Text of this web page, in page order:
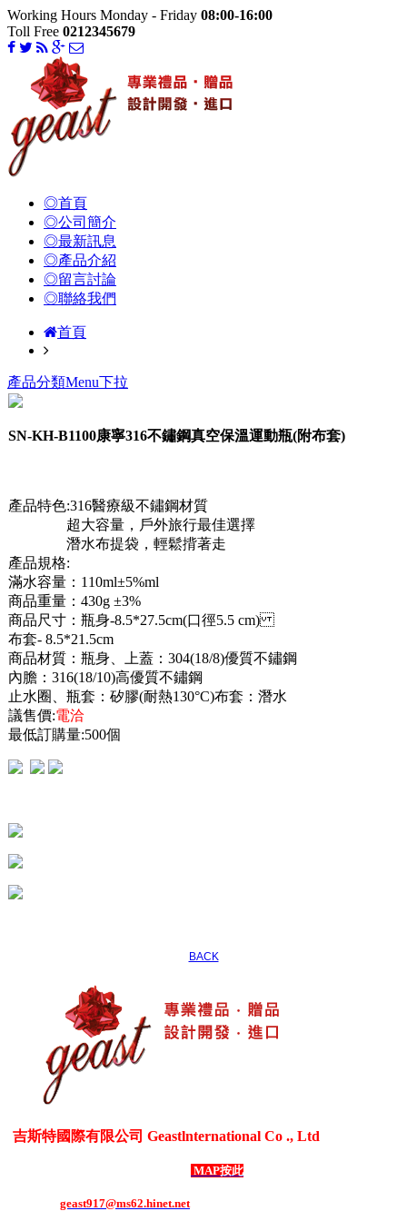
Working Hours Monday - Friday 08:00-16:00
Toll Free 0212345679
◎首頁
◎公司簡介
◎最新訊息
◎產品介紹
◎留言討論
◎聯絡我們
首頁
產品分類Menu下拉
SN-KH-B1100康寧316不鏽鋼真空保溫運動瓶(附布套)
產品特色:316醫療級不鏽鋼材質
超大容量，戶外旅行最佳選擇
潛水布提袋，輕鬆揹著走
產品規格:
滿水容量：110ml±5%ml
商品重量：430g ±3%
商品尺寸：瓶身-8.5*27.5cm(口徑5.5 cm)
布套- 8.5*21.5cm
商品材質：瓶身、上蓋：304(18/8)優質不鏽鋼
內膽：316(18/10)高優質不鏽鋼
止水圈、瓶套：矽膠(耐熱130°C) 布套：潛水
議售價:電洽
最低訂購量:500個
BACK
吉斯特國際有限公司 Geastlnternational Co ., Ltd
MAP按此
geast917@ms62.hinet.net